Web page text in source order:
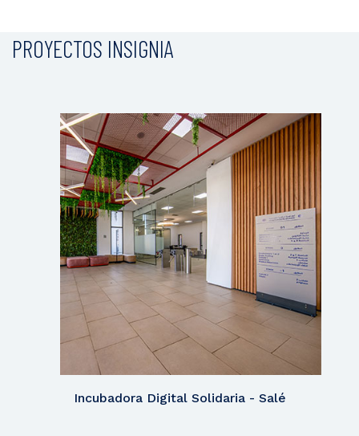
PROYECTOS INSIGNIA
Incubadora Digital Solidaria - Salé